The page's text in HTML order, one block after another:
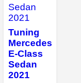
Tuning
Mercedes
E-Class
Sedan
2021